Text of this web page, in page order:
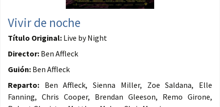
Vivir de noche
Título Original: Live by Night
Director: Ben Affleck
Guión: Ben Affleck
Reparto: Ben Affleck, Sienna Miller, Zoe Saldana, Elle
Fanning, Chris Cooper, Brendan Gleeson, Remo Girone,